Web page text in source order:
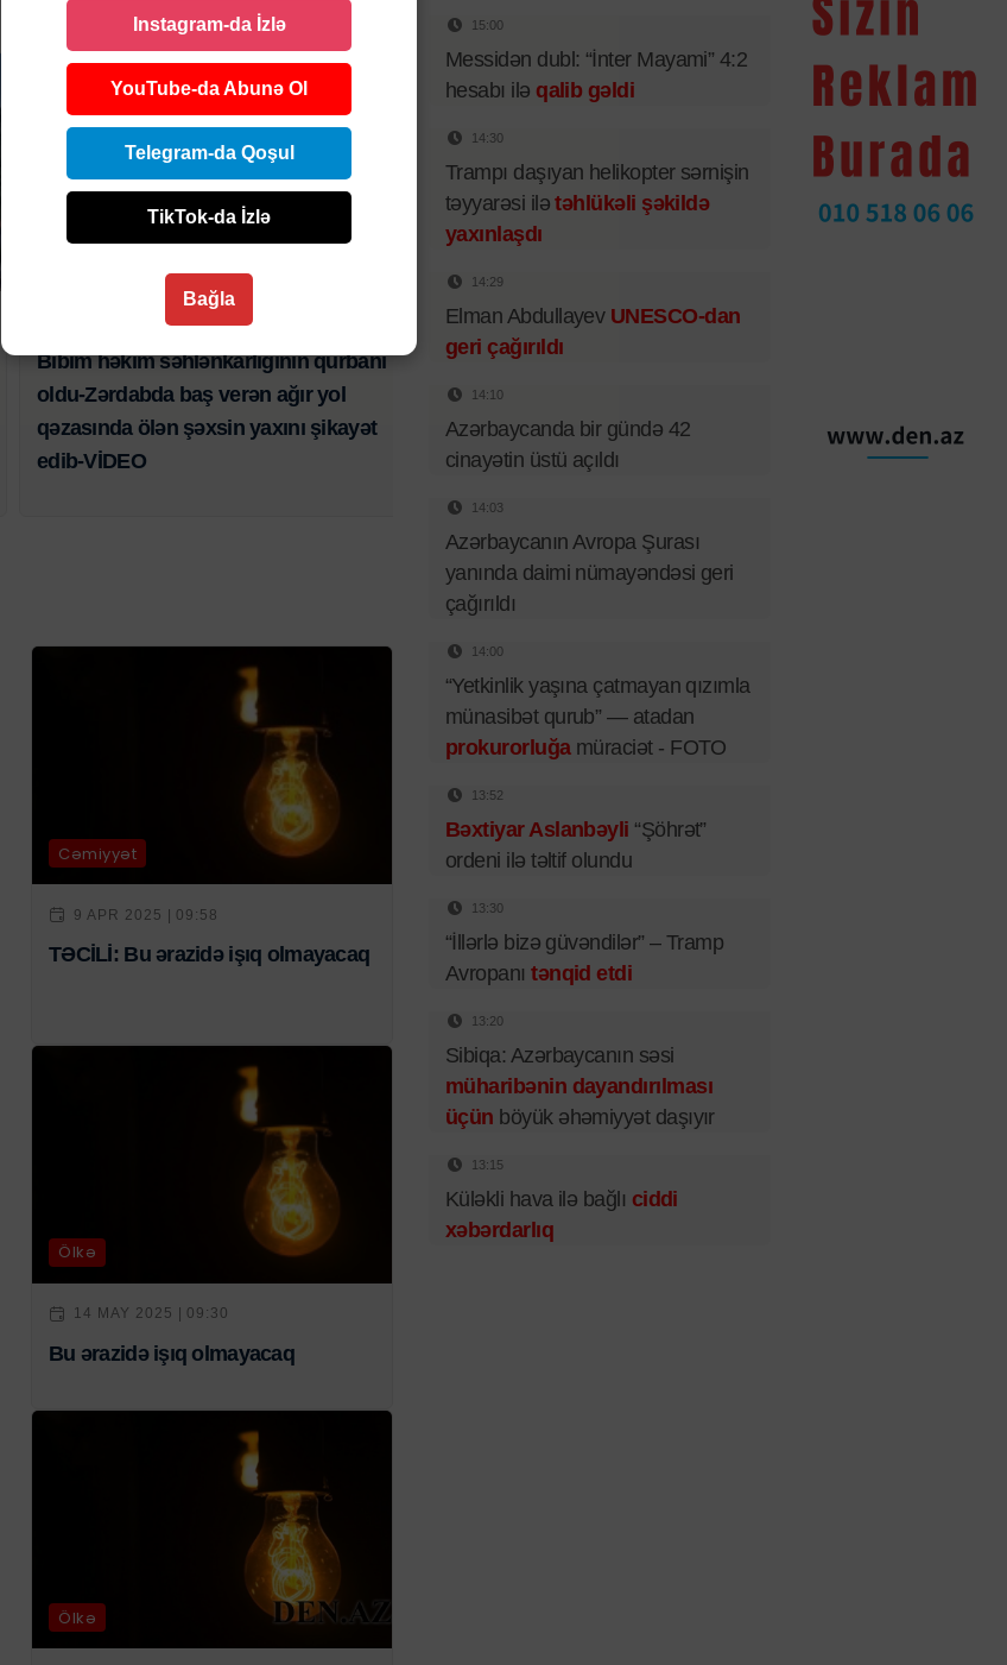
6 AVQ 2026 | 21:01
Bibim həkim səhlənkarlığının qurbanı
oldu-Zərdabda baş verən ağır yol
qəzasında ölən şəxsin yaxını şikayət
edib-VİDEO
Cəmiyyət
9 APR 2025 | 09:58
TƏCİLİ: Bu ərazidə işıq olmayacaq
Ölkə
14 MAY 2025 | 09:30
Bu ərazidə işıq olmayacaq
Ölkə
15:00
Messidən dubl: “İnter Mayami” 4:2
hesabı ilə qalib gəldi
14:30
Trampı daşıyan helikopter sərnişin
təyyarəsi ilətəhlükəli şəkildə
yaxınlaşdı
14:29
Elman Abdullayev UNESCO-dan
geri çağırıldı
14:10
Azərbaycanda bir gündə 42
cinayətin üstü açıldı
14:03
Azərbaycanın Avropa Şurası
yanında daimi nümayəndəsi geri
çağırıldı
14:00
“Yetkinlik yaşına çatmayan qızımla
münasibət qurub” — atadan
prokurorluğamüraciət - FOTO
13:52
Bəxtiyar Aslanbəyli “Şöhrət”
ordeni ilə təltif olundu
13:30
“İllərlə bizə güvəndilər” – Tramp
Avropanıtənqid etdi
13:20
Sibiqa: Azərbaycanın səsi
müharibənin dayandırılması
üçün böyük əhəmiyyət daşıyır
13:15
Küləkli hava ilə bağlı ciddi
xəbərdarlıq
Instagram-da İzlə
YouTube-da Abunə Ol
Telegram-da Qoşul
TikTok-da İzlə
Bağla